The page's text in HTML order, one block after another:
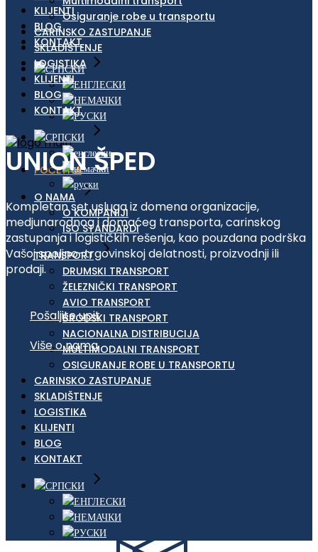
KLIJENTI
BLOG
KONTAKT
POČETNA
O NAMA
O KOMPANIJI
ISO STANDARDI
TRANSPORT
DRUMSKI TRANSPORT
ŽELEZNIČKI TRANSPORT
AVIO TRANSPORT
BRODSKI TRANSPORT
NACIONALNA DISTRIBUCIJA
MULTIMODALNI TRANSPORT
OSIGURANJE ROBE U TRANSPORTU
CARINSKO ZASTUPANJE
SKLADIŠTENJE
LOGISTIKA
KLIJENTI
BLOG
KONTAKT
Osiguranje robe u transportu
CARINSKO ZASTUPANJE
SKLADIŠTENJE
LOGISTIKA
KLIJENTI
BLOG
KONTAKT
UNION ŠPED
Kompletan set usluga iz domena organizacije,
medjunarodnog i domaćeg transporta, carinskog
zastupanja i logističkih rešenja, kao pouzdana podrška
Vašoj spoljno-trgovinskoj delatnosti, proizvodnji ili
prodaji.
Pošaljite upit
Više o nama